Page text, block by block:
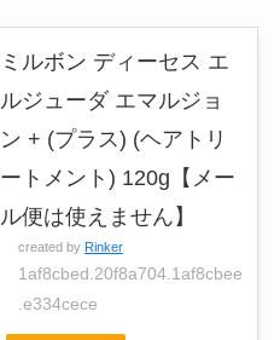
ミルボン ディーセス エ
ルジューダ エマルジョ
ン + (プラス) (ヘアトリ
ートメント) 120g【メー
ル便は使えません】
created by Rinker
1af8cbed.20f8a704.1af8cbee
.e334cece